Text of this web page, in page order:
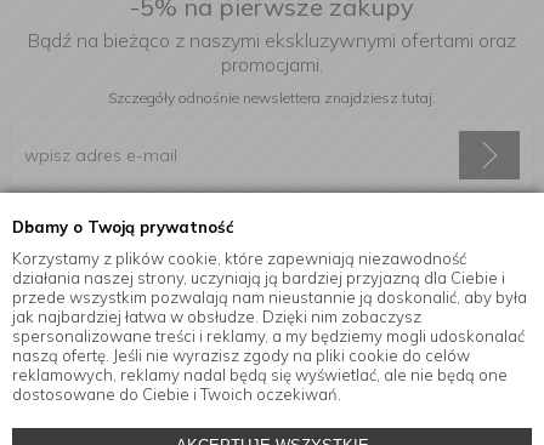
Dbamy o Twoją prywatność
Korzystamy z plików cookie, które zapewniają niezawodność
działania naszej strony, uczyniają ją bardziej przyjazną dla Ciebie i
przede wszystkim pozwalają nam nieustannie ją doskonalić, aby była
jak najbardziej łatwa w obsłudze. Dzięki nim zobaczysz
spersonalizowane treści i reklamy, a my będziemy mogli udoskonalać
naszą ofertę. Jeśli nie wyrazisz zgody na pliki cookie do celów
reklamowych, reklamy nadal będą się wyświetlać, ale nie będą one
dostosowane do Ciebie i Twoich oczekiwań.
-5% na pierwsze zakupy
Bądź na bieżąco z naszymi ekskluzywnymi ofertami oraz
promocjami.
Szczegóły odnośnie newslettera znajdziesz tutaj.
Wyrażam zgodę na otrzymywanie informacji handlowej drogą
elektroniczną na podany adres e-mail.
Informacje
MensaHome.eu| 2026 All Rights Reserved.